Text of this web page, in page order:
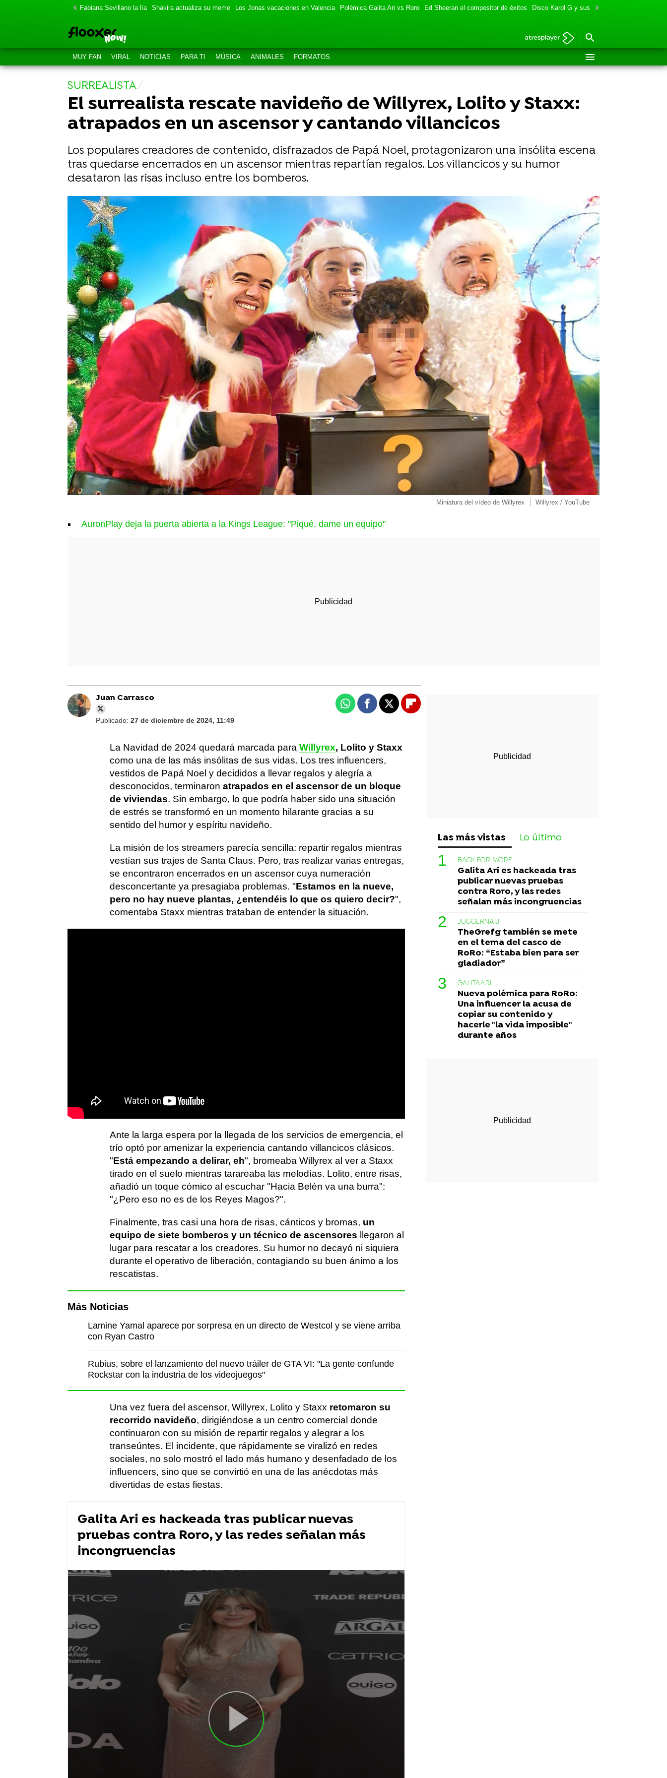
Fabiana Sevillano la lía Shakira actualiza su meme Los Jonas vacaciones en Valencia Polémica Galita Ari vs Roro Ed Sheeran el compositor de éxitos Disco Karol G y sus colaboraciones
MUY FAN VIRAL NOTICIAS PARA TI MÚSICA ANIMALES FORMATOS
SURREALISTA
El surrealista rescate navideño de Willyrex, Lolito y Staxx:
atrapados en un ascensor y cantando villancicos
Los populares creadores de contenido, disfrazados de Papá Noel, protagonizaron una insólita escena
tras quedarse encerrados en un ascensor mientras repartían regalos. Los villancicos y su humor
desataron las risas incluso entre los bomberos.
Miniatura del vídeo de Willyrex Willyrex / YouTube
AuronPlay deja la puerta abierta a la Kings League: "Piqué, dame un equipo"
Juan Carrasco
Publicado: 27 de diciembre de 2024, 11:49
WhatsappFacebook
X Flipboard
La Navidad de 2024 quedará marcada para Willyrex, Lolito y Staxx
como una de las más insólitas de sus vidas. Los tres influencers,
vestidos de Papá Noel y decididos a llevar regalos y alegría a
desconocidos, terminaron atrapados en el ascensor de un bloque
de viviendas. Sin embargo, lo que podría haber sido una situación
de estrés se transformó en un momento hilarante gracias a su
sentido del humor y espíritu navideño.
La misión de los streamers parecía sencilla: repartir regalos mientras
vestían sus trajes de Santa Claus. Pero, tras realizar varias entregas,
se encontraron encerrados en un ascensor cuya numeración
desconcertante ya presagiaba problemas. "Estamos en la nueve,
pero no hay nueve plantas, ¿entendéis lo que os quiero decir?",
comentaba Staxx mientras trataban de entender la situación.
Ante la larga espera por la llegada de los servicios de emergencia, el
trío optó por amenizar la experiencia cantando villancicos clásicos.
"Está empezando a delirar, eh", bromeaba Willyrex al ver a Staxx
tirado en el suelo mientras tarareaba las melodías. Lolito, entre risas,
añadió un toque cómico al escuchar "Hacia Belén va una burra":
"¿Pero eso no es de los Reyes Magos?".
Finalmente, tras casi una hora de risas, cánticos y bromas, un
equipo de siete bomberos y un técnico de ascensores llegaron al
lugar para rescatar a los creadores. Su humor no decayó ni siquiera
durante el operativo de liberación, contagiando su buen ánimo a los
rescatistas.
Más Noticias
Lamine Yamal aparece por sorpresa en un directo de Westcol y se viene arriba
con Ryan Castro
Rubius, sobre el lanzamiento del nuevo tráiler de GTA VI: "La gente confunde
Rockstar con la industria de los videojuegos"
Una vez fuera del ascensor, Willyrex, Lolito y Staxx retomaron su
recorrido navideño, dirigiéndose a un centro comercial donde
continuaron con su misión de repartir regalos y alegrar a los
transeúntes. El incidente, que rápidamente se viralizó en redes
sociales, no solo mostró el lado más humano y desenfadado de los
influencers, sino que se convirtió en una de las anécdotas más
divertidas de estas fiestas.
Galita Ari es hackeada tras publicar nuevas
pruebas contra Roro, y las redes señalan más
incongruencias
Las más vistas Lo último
BACK FOR MORE
Galita Ari es hackeada tras
publicar nuevas pruebas
contra Roro, y las redes
señalan más incongruencias
JUGGERNAUT
TheGrefg también se mete
en el tema del casco de
RoRo: “Estaba bien para ser
gladiador”
GALITAARI
Nueva polémica para RoRo:
Una influencer la acusa de
copiar su contenido y
hacerle "la vida imposible"
durante años